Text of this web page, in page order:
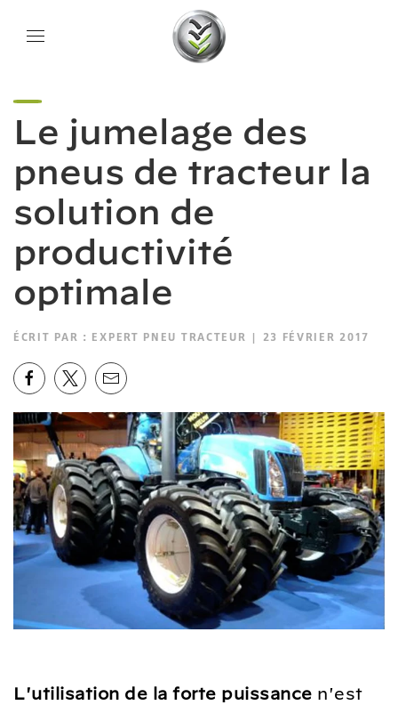
Le jumelage des
pneus de tracteur la
solution de
productivité
optimale
ÉCRIT PAR : EXPERT PNEU TRACTEUR | 23 FÉVRIER 2017
L'utilisation de la forte puissance n'est